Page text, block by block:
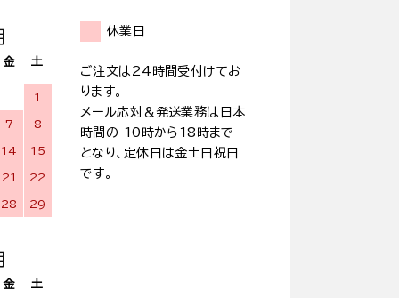
金 土
1
7 8
14 15
21 22
28 29
金 土
休業日
ご注文は24時間受付けてお
ります。
メール応対＆発送業務は日本
時間の 10時から18時まで
となり、定休日は金土日祝日
です。